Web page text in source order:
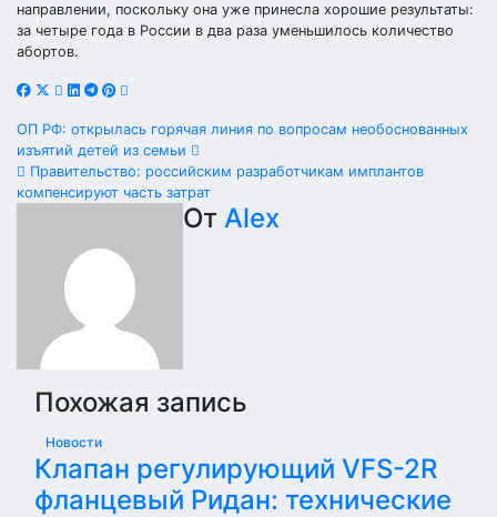
направлении, поскольку она уже принесла хорошие результаты:
за четыре года в России в два раза уменьшилось количество
абортов.
Навигация
по
ОП РФ: открылась горячая линия по вопросам необоснованных
изъятий детей из семьи
Правительство: российским разработчикам имплантов
компенсируют часть затрат
От Alex
Похожая запись
Новости
Клапан регулирующий VFS-2R
фланцевый Ридан: технические